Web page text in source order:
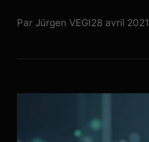
Par Jürgen VEGI28 avril 2021